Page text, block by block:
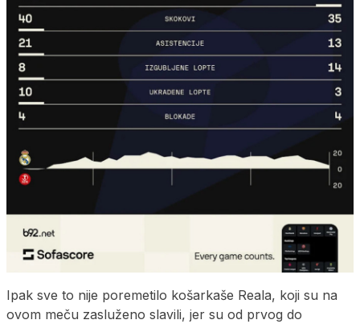
Ipak sve to nije poremetilo košarkaše Reala, koji su na
ovom meču zasluženo slavili, jer su od prvog do